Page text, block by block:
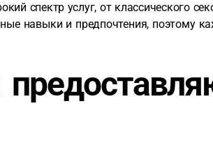
спектр услуг, от классического
навыки и предпочтения, поэтому